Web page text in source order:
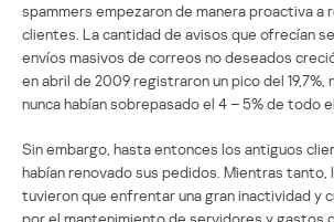
spammers empezaron de manera proactiva a
clientes. La cantidad de avisos que ofrecían
envíos masivos de correos no deseados
en abril de 2009 registraron un pico del 19,7%,
nunca habían sobrepasado el 4 – 5% de todo
Sin embargo, hasta entonces los antiguos
habían renovado sus pedidos. Mientras tanto,
tuvieron que enfrentar una gran inactividad y